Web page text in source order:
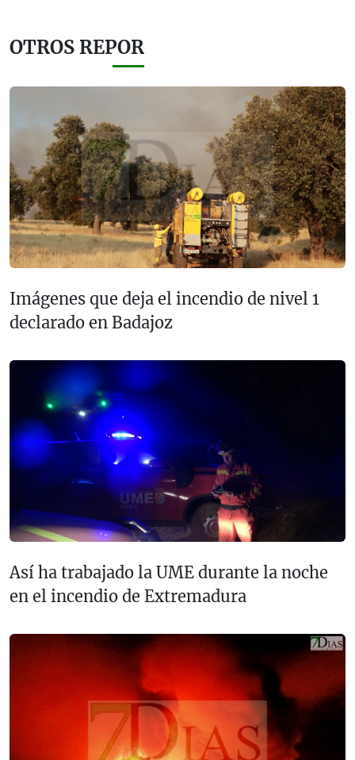
OTROS REPOR
Imágenes que deja el incendio de nivel 1
declarado en Badajoz
Así ha trabajado la UME durante la noche
en el incendio de Extremadura